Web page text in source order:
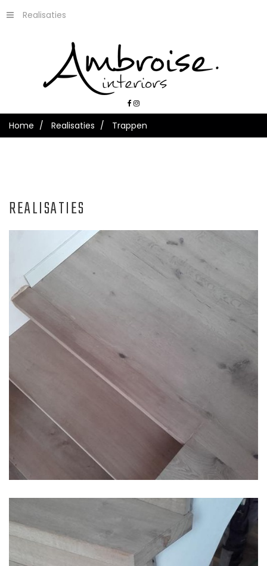
Realisaties
Home Realisaties Trappen
REALISATIES